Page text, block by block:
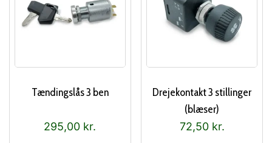
Tændingslås 3 ben
295,00 kr.
Drejekontakt 3 stillinger
(blæser)
72,50 kr.